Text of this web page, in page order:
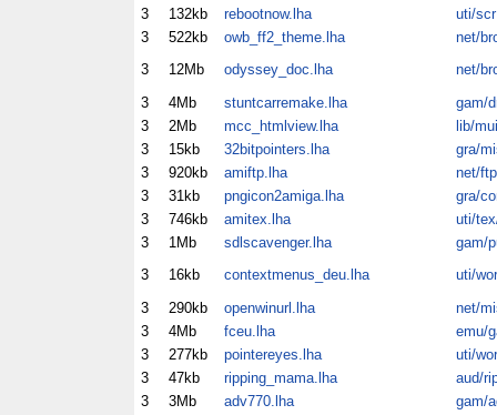
3
132kb rebootnow.lha
uti/scr
3
522kb owb_ff2_theme.lha
net/
3
12Mb odyssey_doc.lha
net/
3
4Mb stuntcarremake.lha
gam/
3
2Mb mcc_htmlview.lha
lib/mui
3
15kb 32bitpointers.lha
gra/
3
920kb amiftp.lha
net/ftp
3
31kb pngicon2amiga.lha
gra/
3
746kb amitex.lha
uti/
3
1Mb sdlscavenger.lha
gam/
3
16kb contextmenus_deu.lha
uti/wor
3
290kb openwinurl.lha
net/
3
4Mb fceu.lha
emu/
3
277kb pointereyes.lha
uti/wor
3
47kb ripping_mama.lha
aud/
3
3Mb adv770.lha
gam/